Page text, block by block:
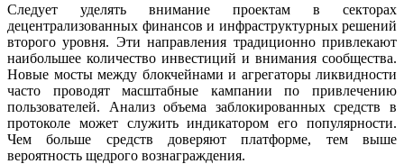
Следует уделять внимание проектам в секторах
децентрализованных финансов и инфраструктурных решений
второго уровня. Эти направления традиционно привлекают
наибольшее количество инвестиций и внимания сообщества.
Новые мосты между блокчейнами и агрегаторы ликвидности
часто проводят масштабные кампании по привлечению
пользователей. Анализ объема заблокированных средств в
протоколе может служить индикатором его популярности.
Чем больше средств доверяют платформе, тем выше
вероятность щедрого вознаграждения.